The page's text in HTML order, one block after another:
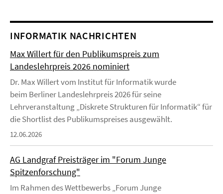
INFORMATIK NACHRICHTEN
Max Willert für den Publikumspreis zum
Landeslehrpreis 2026 nominiert
Dr. Max Willert vom Institut für Informatik wurde
beim Berliner Landeslehrpreis 2026 für seine
Lehrveranstaltung „Diskrete Strukturen für Informatik“ für
die Shortlist des Publikumspreises ausgewählt.
12.06.2026
AG Landgraf Preisträger im "Forum Junge
Spitzenforschung"
Im Rahmen des Wettbewerbs „Forum Junge